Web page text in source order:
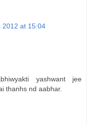
2012 at 15:04
yashwant jee
thanhs nd aabhar.